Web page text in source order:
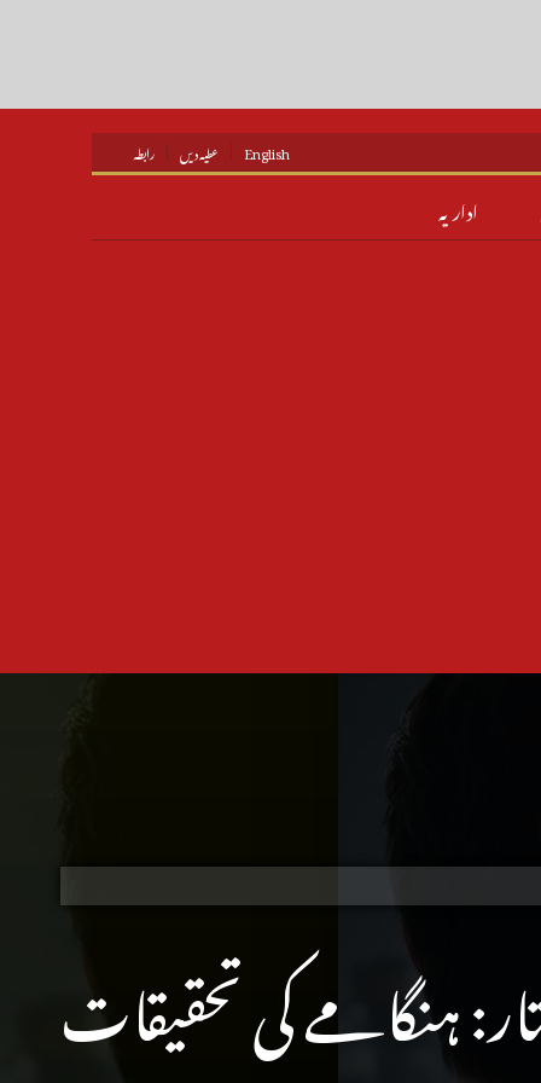
English عطیہ دیں رابطہ
اداریہ
ہنگامے کی تحقیقات